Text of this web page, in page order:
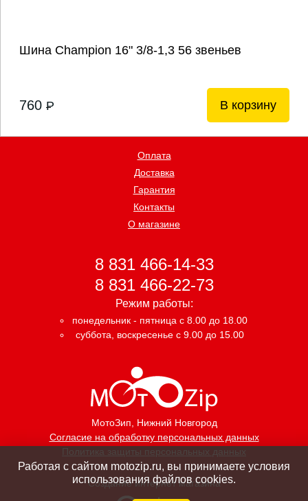
Шина Champion 16" 3/8-1,3 56 звеньев
760 P В корзину
МотоЗип, Нижний Новгород
Согласие на обработку персональных данных
Политика защиты персональных данных
Оплата
Доставка
Гарантия
Контакты
О магазине
8 831 466-14-33
8 831 466-22-73
Режим работы:
понедельник - пятница с 8.00 до 18.00
суббота, воскресенье с 9.00 до 15.00
Создание интернет магазина
Работая с сайтом motozip.ru, вы принимаете условия
использования файлов cookies.